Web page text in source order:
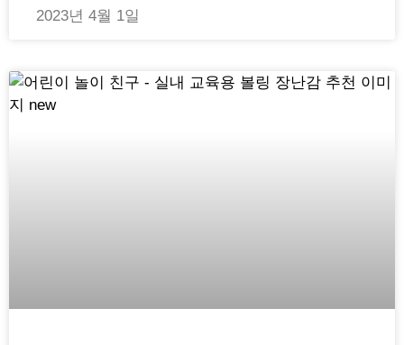
2023년 4월 1일